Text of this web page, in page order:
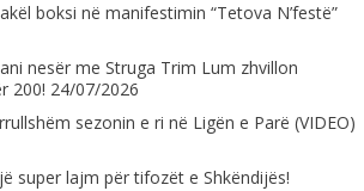
boksi në manifestimin “Tetova N’festë”
nesër me Struga Trim Lum zhvillon
200! 24/07/2026
sezonin e ri në Ligën e Parë (VIDEO)
super lajm për tifozët e Shkëndijës!